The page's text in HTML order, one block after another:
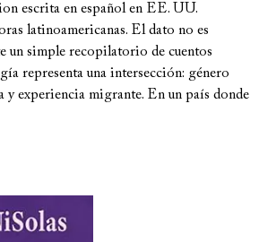
escrita en español en EE. UU.
latinoamericanas. El dato no es
un simple recopilatorio de cuentos
representa una intersección: género
y experiencia migrante. En un país donde